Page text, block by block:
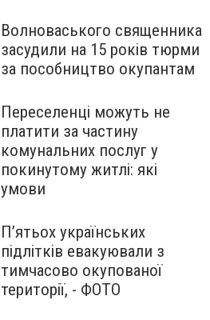
Волноваського священника
засудили на 15 років тюрми
за пособництво окупантам
Переселенці можуть не
платити за частину
комунальних послуг у
покинутому житлі: які
умови
П’ятьох українських
підлітків евакуювали з
тимчасово окупованої
території, - ФОТО